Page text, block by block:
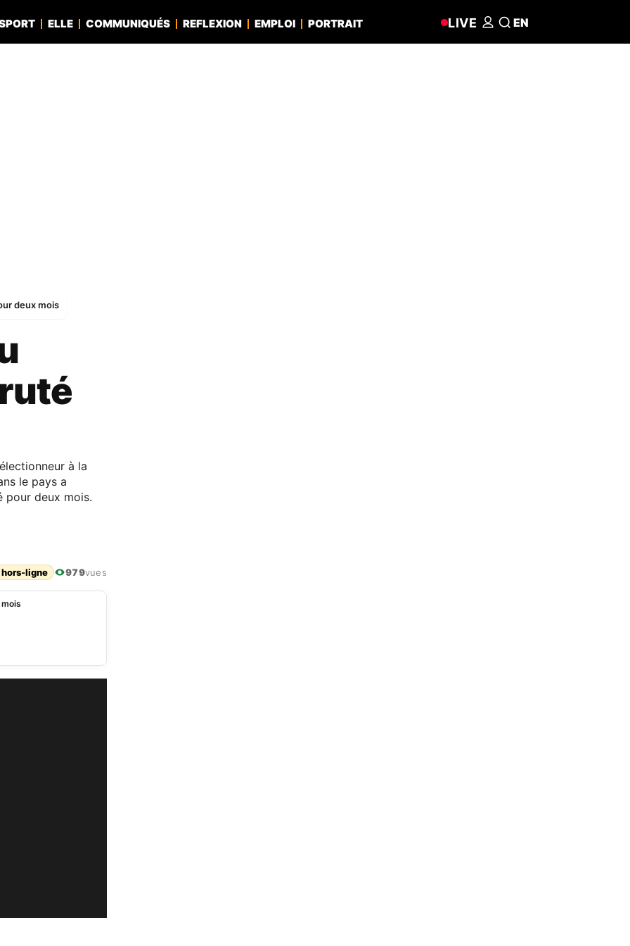
ELLE COMMUNIQUÉS REFLEXION EMPLOI PORTRAIT LIVE EN
deux mois
à la
le pays a
pour deux mois.
hors-ligne 979vues